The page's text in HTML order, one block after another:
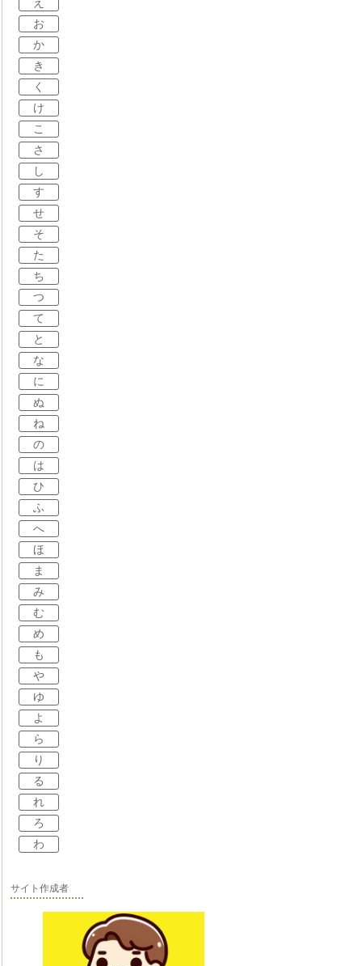
え
お
か
き
く
け
こ
さ
し
す
せ
そ
た
ち
つ
て
と
な
に
ぬ
ね
の
は
ひ
ふ
へ
ほ
ま
み
む
め
も
や
ゆ
よ
ら
り
る
れ
ろ
わ
サイト作成者